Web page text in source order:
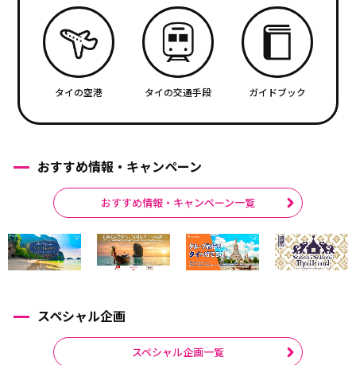
タイの空港 タイの交通手段 ガイドブック
おすすめ情報・キャンペーン
おすすめ情報・キャンペーン一覧
スペシャル企画
スペシャル企画一覧